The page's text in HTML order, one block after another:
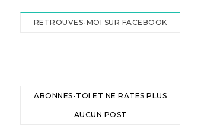
RETROUVES-MOI SUR FACEBOOK
ABONNES-TOI ET NE RATES PLUS
AUCUN POST